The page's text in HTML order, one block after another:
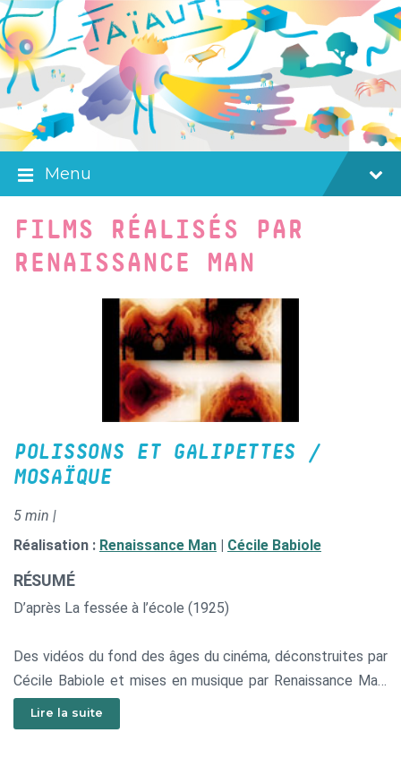
Skip
to
content
Skip
to
main
navigation
Skip
to
footer
Menu
FILMS RÉALISÉS PAR
RENAISSANCE MAN
POLISSONS ET GALIPETTES /
MOSAÏQUE
5 min |
Réalisation : Renaissance Man | Cécile Babiole
RÉSUMÉ
D’après La fessée à l’école (1925)
Des vidéos du fond des âges du cinéma, déconstruites par
Cécile Babiole et mises en musique par Renaissance Man.
Une rencontre artistique qui réconcilie le féminin et le
masculin, le chaud et le froid, la sensualité latine et
Lire la suite